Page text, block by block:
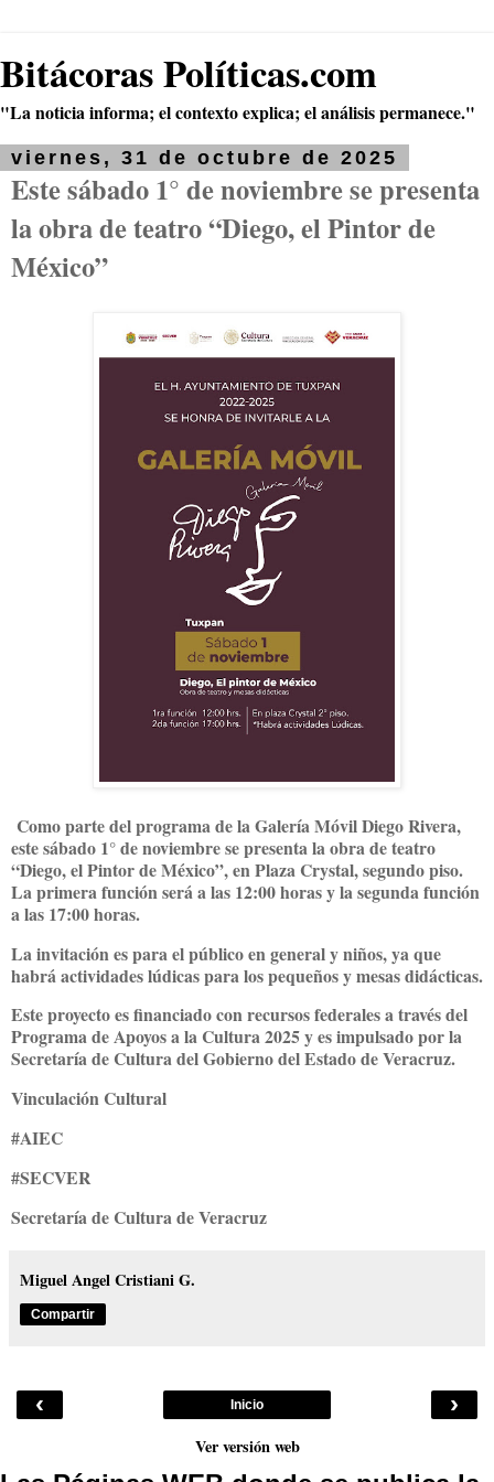
Bitácoras Políticas.com
"La noticia informa; el contexto explica; el análisis permanece."
viernes, 31 de octubre de 2025
Este sábado 1° de noviembre se presenta
la obra de teatro “Diego, el Pintor de
México”
Como parte del programa de la Galería Móvil Diego Rivera,
este sábado 1° de noviembre se presenta la obra de teatro
“Diego, el Pintor de México”, en Plaza Crystal, segundo piso.
La primera función será a las 12:00 horas y la segunda función
a las 17:00 horas.
La invitación es para el público en general y niños, ya que
habrá actividades lúdicas para los pequeños y mesas didácticas.
Este proyecto es financiado con recursos federales a través del
Programa de Apoyos a la Cultura 2025 y es impulsado por la
Secretaría de Cultura del Gobierno del Estado de Veracruz.
Vinculación Cultural
#AIEC
#SECVER
Secretaría de Cultura de Veracruz
Miguel Angel Cristiani G.
Compartir
‹ ›
Inicio
Ver versión web